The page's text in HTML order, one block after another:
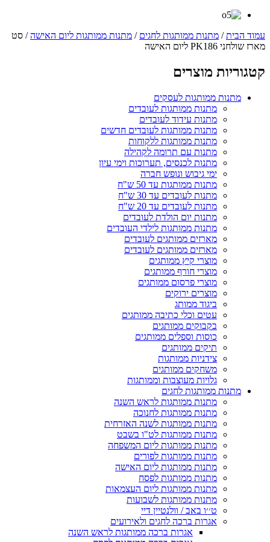
עמוד הבית/ מתנות ממותגות לחגים / מתנות ממותגות ליום האישה/ סט
מארז שולחני PK186 ליום האישה
קטגוריות מוצרים
מתנות ממותגות לעסקים
מתנות ממותגות לעובדים
מתנות עידוד לעובדים
מתנות ממותגות לעובדים חדשים
מתנות ממותגות ללקוחות
מתנות עם תרומה לקהילה
מתנות לכנסים, תערוכות וימי עיון
ימי גיבוש ונופש חברה
מתנות ממותגות עד 50 ש"ח
מתנות לעובדים עד 30 ש"ח
מתנות לעובדים עד 20 ש"ח
מתנות יום הולדת לעובדים
מתנות ממותגות לילדי העובדים
מארזים ממותגים לעובדים
מארזים ממותגים לעובדים
מוצרי קיץ ממותגים
מוצרי חורף ממותגים
מוצרי פרסום ממותגים
מוצרים ירוקים
ביגוד ממותג
עטים וכלי כתיבה ממותגים
בקבוקים ממותגים
כוסות וספלים ממותגים
תיקים ממותגים
צידניות ממותגות
משחקים ממותגים
גלויות מעוצבות וממותגות
מתנות ממותגות לחגים
מתנות ממותגות לראש השנה
מתנות ממותגות לחנוכה
מתנות ממותגות לשנה האזרחית
מתנות ממותגות לט"ו בשבט
מתנות ממותגות ליום המשפחה
מתנות ממותגות לפורים
מתנות ממותגות ליום האישה
מתנות ממותגות לפסח
מתנות ממותגות ליום העצמאות
מתנות ממותגות לשבועות
ט׳׳ו באב / וולנטיין דיי
אגרות ברכה לחגים ולאירועים
אגרות ברכה ממותגות לראש השנה